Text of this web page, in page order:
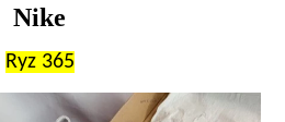
Nike
Ryz 365